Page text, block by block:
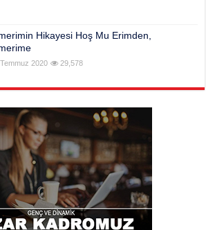
Hikayesi Hoş Mu Erimden,
2020 29,578